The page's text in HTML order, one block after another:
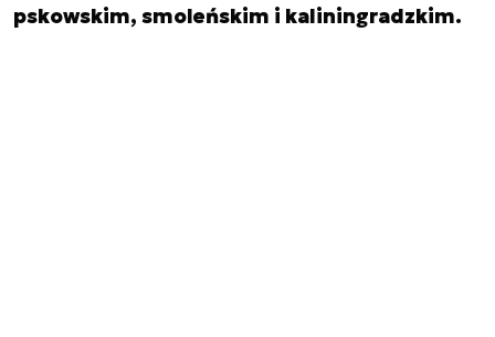
pskowskim, smoleńskim i kaliningradzkim.